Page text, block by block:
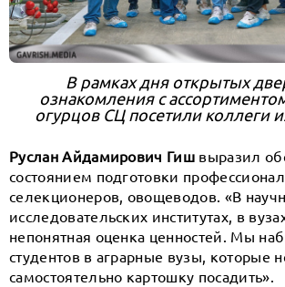
В рамках дня открытых
ознакомления с
огурцов СЦ посетили коллеги
Руслан Айдамирович Гиш выразил
состоянием подготовки
селекционеров, овощеводов. «В
исследовательских институтах, в
непонятная оценка ценностей. Мы
студентов в аграрные вузы, которые
самостоятельно картошку посадить».